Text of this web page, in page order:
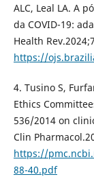
ALC, Leal LA. A
da COVID-19:
Health
https://
4. Tusino S,
Ethics
536/2014 on
Clin
https://
88-40.pdf